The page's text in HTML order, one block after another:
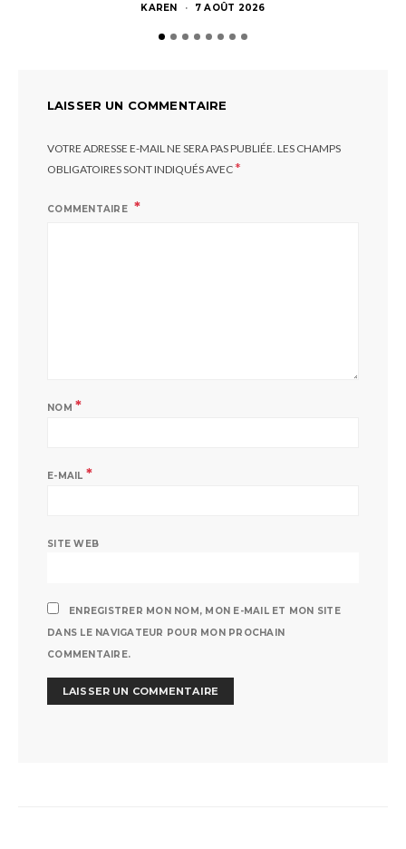
KAREN 7 AOÛT 2026
LAISSER UN COMMENTAIRE
VOTRE ADRESSE E-MAIL NE SERA PAS PUBLIÉE. LES CHAMPS
OBLIGATOIRES SONT INDIQUÉS AVEC*
COMMENTAIRE
NOM *
E-MAIL *
SITE WEB
ENREGISTRER MON NOM, MON E-MAIL ET MON SITE
DANS LE NAVIGATEUR POUR MON PROCHAIN
COMMENTAIRE.